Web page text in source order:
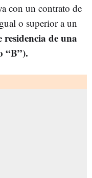
con un contrato de
o superior a un
de una
“B”).